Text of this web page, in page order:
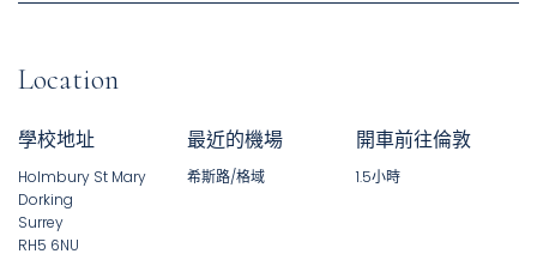
Location
學校地址
Holmbury St Mary
Dorking
Surrey
RH5 6NU
最近的機場
希斯路/格域​
開車前往倫敦
1.5小時